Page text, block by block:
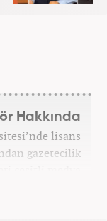
Hakkında
lisans
gazetecilik
çeşitli medya
olarak